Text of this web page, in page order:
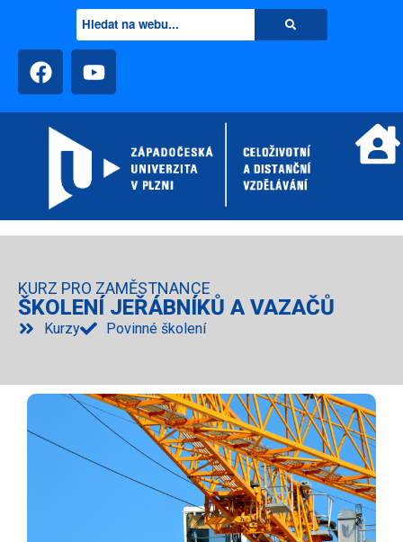
KURZ PRO ZAMĚSTNANCE
ŠKOLENÍ JEŘÁBNÍKŮ A VAZAČŮ
Kurzy Povinné školení